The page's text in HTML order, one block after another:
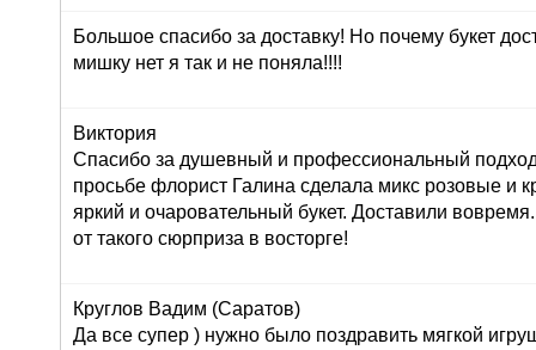
Большое спасибо за доставку! Но почему букет
мишку нет я так и не поняла!!!!
Виктория
Спасибо за душевный и профессиональный
просьбе флорист Галина сделала микс розовые и
яркий и очаровательный букет. Доставили
от такого сюрприза в восторге!
Круглов Вадим (Саратов)
Да все супер ) нужно было поздравить мягкой